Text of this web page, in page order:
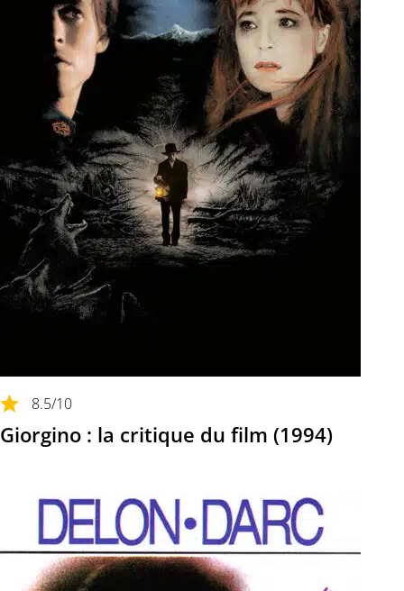
8.5/10
Giorgino : la critique du film (1994)